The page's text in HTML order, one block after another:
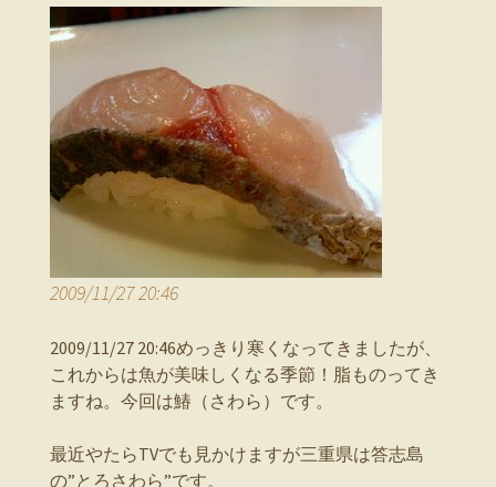
2009/11/27 20:46
2009/11/27 20:46めっきり寒くなってきましたが、
これからは魚が美味しくなる季節！脂ものってき
ますね。今回は鰆（さわら）です。
最近やたらTVでも見かけますが三重県は答志島
の”とろさわら”です。